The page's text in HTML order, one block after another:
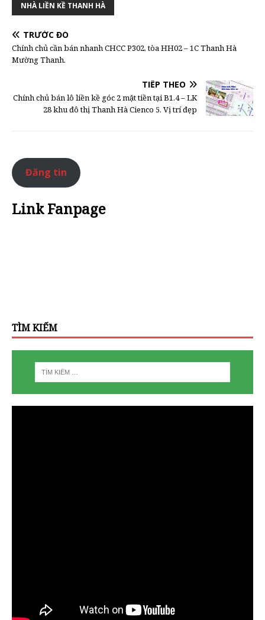
NHÀ LIỀN KỀ THANH HÀ
TRƯỚC ĐÓ
Chính chủ cần bán nhanh CHCC P302, tòa HH02 – 1C Thanh Hà
Mường Thanh.
TIẾP THEO
Chính chủ bán lô liền kề góc 2 mặt tiền tại B1.4 – LK
28 khu đô thị Thanh Hà Cienco 5. Vị trí đẹp
Đăng tin
Link Fanpage
TÌM KIẾM